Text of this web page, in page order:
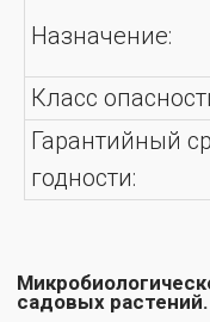
Назначение:
Класс
Гарантийный
годности:
Мощная стимуляция
растений
Обеспечивает
фитогормонами и
Увеличивает
калия из грунта
Обеспечивает
интенсивную окраску
Снижает стресс после
Поддержание
и садовых растений
Рассада овощных,
растений от 3-4
Микрозелень (семена,